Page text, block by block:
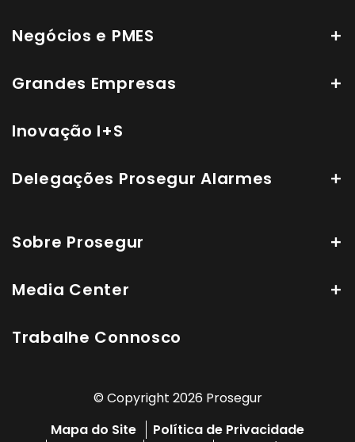
Negócios e PMES
Grandes Empresas
Inovação I+S
Delegações Prosegur Alarmes
Sobre Prosegur
Media Center
Trabalhe Connosco
© Copyright 2026 Prosegur
Mapa do Site
Política de Privacidade